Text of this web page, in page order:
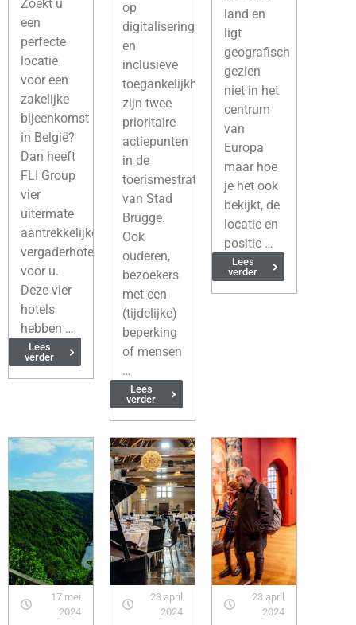
Zoekt u
een
perfecte
locatie
voor een
zakelijke
bijeenkomst
in België?
Dan heeft
FLI Group
vier
uitermate
aantrekkelijke
vergaderhotels
voor u.
Deze vier
hotels
hebben …
Lees
verder
op
digitalisering
en
inclusieve
toegankelijkheid
zijn twee
prioritaire
actiepunten
in de
toerismestrategie
van Stad
Brugge.
Ook
ouderen,
bezoekers
met een
(tijdelijke)
beperking
of mensen
…
Lees
verder
land en
ligt
geografisch
gezien
niet in het
centrum
van
Europa
maar hoe
je het ook
bekijkt, de
locatie en
positie …
Lees
verder
17 mei
2024
23 april
2024
23 april
2024